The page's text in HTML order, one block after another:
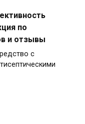
по
и отзывы
с